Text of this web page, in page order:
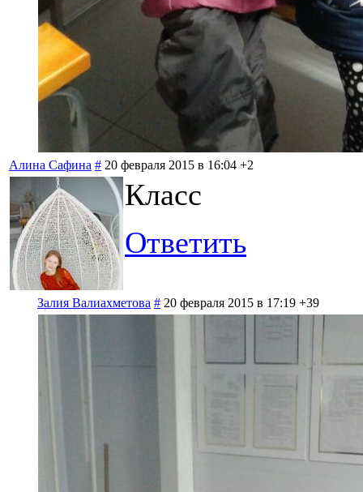
Алина Сафина # 20 февраля 2015 в 16:04 +2
Класс
Ответить
Залия Валиахметова # 20 февраля 2015 в 17:19 +39